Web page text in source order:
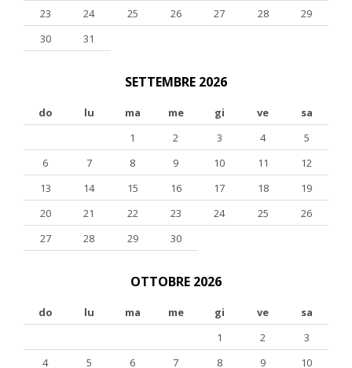
23
24 25 26 27 28
29
30
31
SETTEMBRE 2026
do lu ma me gi ve
sa
1
2 3 4
5
6
7 8 9 10 11
12
13
14 15 16 17 18
19
20
21 22 23 24 25
26
27
28 29 30
OTTOBRE 2026
do lu ma me gi ve
sa
1
2
3
4
5 6 7 8 9 10